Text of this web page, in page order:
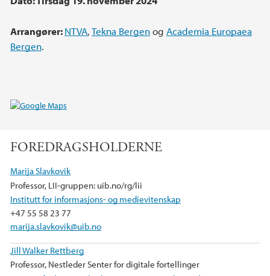
Arrangører:NTVA,Tekna Bergenog Academia Europaea
Bergen.
FOREDRAGSHOLDERNE
Marija Slavkovik
Professor, LII-gruppen: uib.no/rg/lii
Institutt for informasjons- og medievitenskap
+47 55 58 23 77
marija.slavkovik@uib.no
Jill Walker Rettberg
Professor, Nestleder Senter for digitale fortellinger